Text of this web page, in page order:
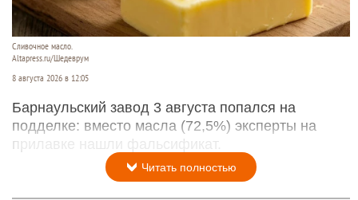
Сливочное масло.
Altapress.ru/Шедеврум
8 августа 2026 в 12:05
Барнаульский завод 3 августа попался на
подделке: вместо масла (72,5%) эксперты на
прилавке нашли фальсификат.
Читать полностью